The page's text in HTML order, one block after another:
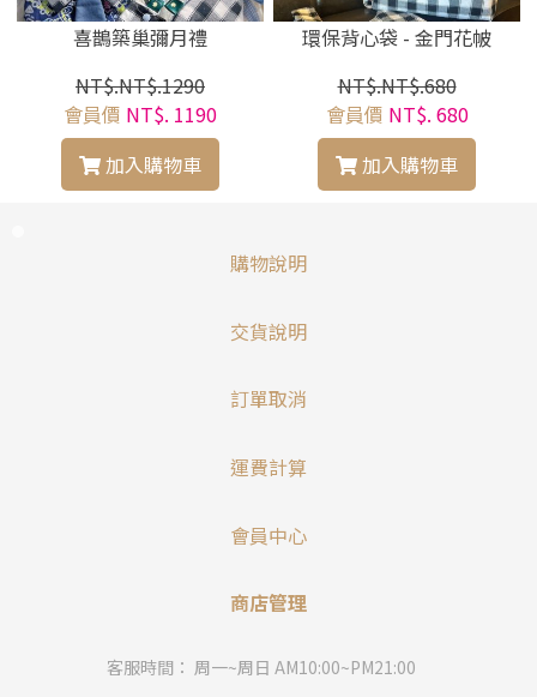
喜鵲築巢彌月禮
NT$.NT$.1290
會員價 NT$. 1190
加入購物車
環保背心袋 - 金門花帔
NT$.NT$.680
會員價 NT$. 680
加入購物車
購物說明
交貨說明
訂單取消
運費計算
會員中心
商店管理
客服時間： 周一~周日 AM10:00~PM21:00